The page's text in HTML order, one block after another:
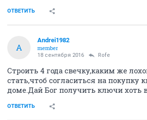
ОТВЕТИТЬ
A
Andrei1982
member
18 сентября 2016 Rofe
Строить 4 года свечку,каким же
стать,чтоб согласиться на покупку
доме.Дай Бог получить ключи хоть в
ОТВЕТИТЬ